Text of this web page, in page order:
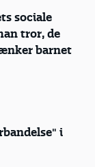
sociale
tror, de
barnet
i